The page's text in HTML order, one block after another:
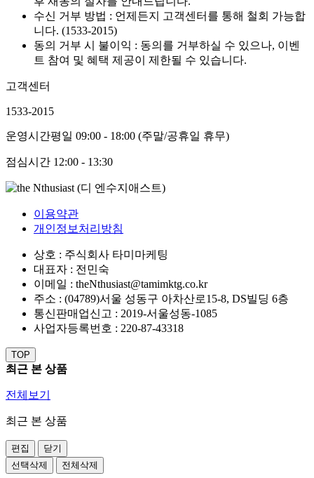
수신 거부 방법 : 언제든지 고객센터를 통해 철회 가능합
니다. (1533-2015)
동의 거부 시 불이익 : 동의를 거부하실 수 있으나, 이벤
트 참여 및 혜택 제공이 제한될 수 있습니다.
고객센터
1533-2015
운영시간평일 09:00 - 18:00 (주말/공휴일 휴무)
점심시간 12:00 - 13:30
이용약관
개인정보처리방침
상호 : 주식회사 타미마케팅
대표자 : 전민숙
이메일 : theNthusiast@tamimktg.co.kr
주소 : (04789)서울 성동구 아차산로15-8, DS빌딩 6층
통신판매업신고 : 2019-서울성동-1085
사업자등록번호 : 220-87-43318
TOP
최근 본 상품
전체보기
최근 본 상품
편집
닫기
선택삭제
전체삭제